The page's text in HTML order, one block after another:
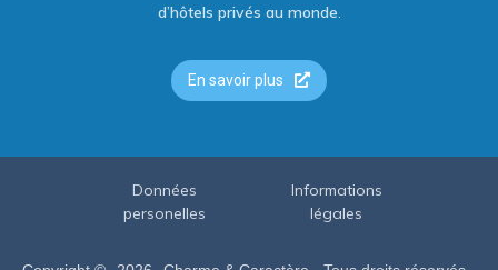
d’hôtels privés au monde.
En savoir plus
Données
personelles
Informations
légales